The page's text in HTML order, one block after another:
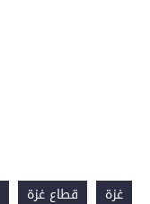
غزة قطاع غزة